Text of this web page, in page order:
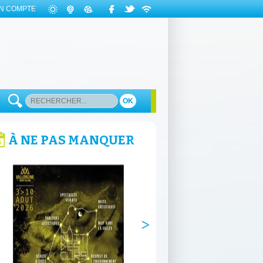
COMPTE
OK
À NE PAS MANQUER